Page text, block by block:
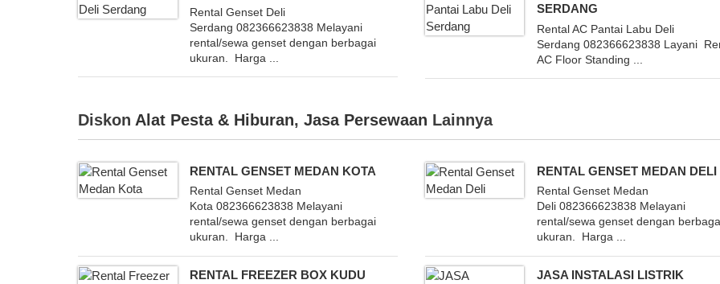
Rental Genset Deli
Serdang 082366623838 Melayani
rental/sewa genset dengan berbagai
ukuran. Harga ...
SERDANG
Rental AC Pantai Labu Deli
Serdang 082366623838 Layani
AC Floor Standing ...
Diskon Alat Pesta & Hiburan, Jasa Persewaan Lainnya
RENTAL GENSET MEDAN KOTA
Rental Genset Medan
Kota 082366623838 Melayani
rental/sewa genset dengan berbagai
ukuran. Harga ...
RENTAL GENSET MEDAN DELI
Rental Genset Medan
Deli 082366623838 Melayani
rental/sewa genset dengan
ukuran. Harga ...
RENTAL FREEZER BOX KUDU
JASA INSTALASI LISTRIK